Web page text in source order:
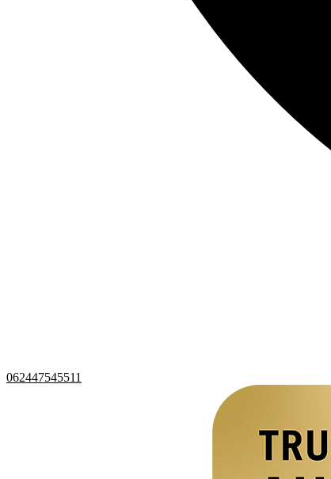
062447545511